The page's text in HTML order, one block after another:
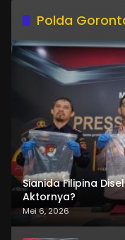
Polda
Sianida Filipina
Aktornya?
Mei 6, 2026